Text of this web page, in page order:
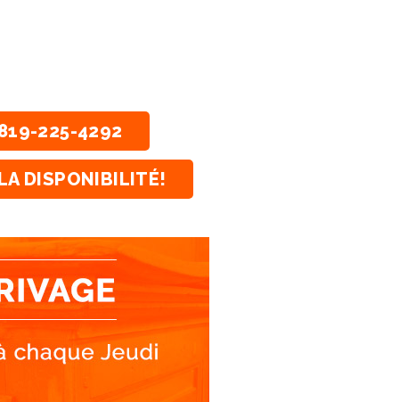
225-4292
DISPONIBILITÉ!